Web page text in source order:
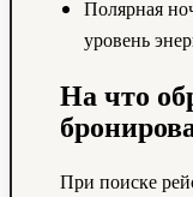
Полярная
уровень
На что
При поиске